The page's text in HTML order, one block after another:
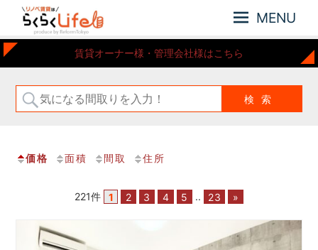
ノ
ベ
賃
ら
Life
元
近
郊
ベ
MENU
賃貸オーナー様・管理会社様はこちら
価格 面積 間取 住所
221件 1 2 3 4 5 .. 23 »